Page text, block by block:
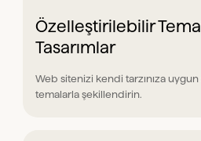
Özelleştirilebilir
Tasarımlar
Web sitenizi kendi tarzınıza
temalarla şekillendirin.